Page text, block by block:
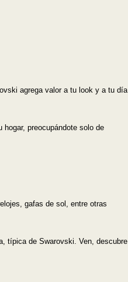
agrega valor a tu look y a tu día
preocupándote solo de
gafas de sol, entre otras
típica de Swarovski. Ven, descubre